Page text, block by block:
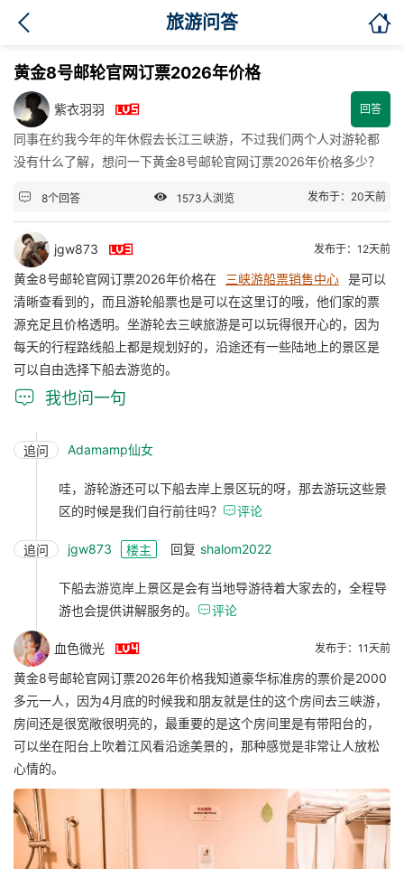
旅游问答 
黄金8号邮轮官网订票2026年价格
紫衣羽羽  回答
同事在约我今年的年休假去长江三峡游，不过我们两个人对游轮都
没有什么了解，想问一下黄金8号邮轮官网订票2026年价格多少？
 8个回答  1573人浏览 发布于：20天前
jgw873  发布于：12天前
黄金8号邮轮官网订票2026年价格在 三峡游船票销售中心 是可以
清晰查看到的，而且游轮船票也是可以在这里订的哦，他们家的票
源充足且价格透明。坐游轮去三峡旅游是可以玩得很开心的，因为
每天的行程路线船上都是规划好的，沿途还有一些陆地上的景区是
可以自由选择下船去游览的。
 我也问一句
追问 Adamamp仙女
哇，游轮游还可以下船去岸上景区玩的呀，那去游玩这些景
区的时候是我们自行前往吗？ 评论
追问 jgw873 楼主 回复 shalom2022
下船去游览岸上景区是会有当地导游待着大家去的，全程导
游也会提供讲解服务的。 评论
血色微光  发布于：11天前
黄金8号邮轮官网订票2026年价格我知道豪华标准房的票价是2000
多元一人，因为4月底的时候我和朋友就是住的这个房间去三峡游，
房间还是很宽敞很明亮的，最重要的是这个房间里是有带阳台的，
可以坐在阳台上吹着江风看沿途美景的，那种感觉是非常让人放松
心情的。